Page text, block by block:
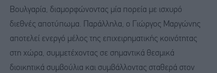
Βουλγαρία, διαμορφώνοντας μία πορεία με ισχυρό
διεθνές αποτύπωμα. Παράλληλα, ο Γιώργος Μαργώνης
αποτελεί ενεργό μέλος της επιχειρηματικής κοινότητας
στη χώρα, συμμετέχοντας σε σημαντικά θεσμικά
διοικητικά συμβούλια και συμβάλλοντας σταθερά στον